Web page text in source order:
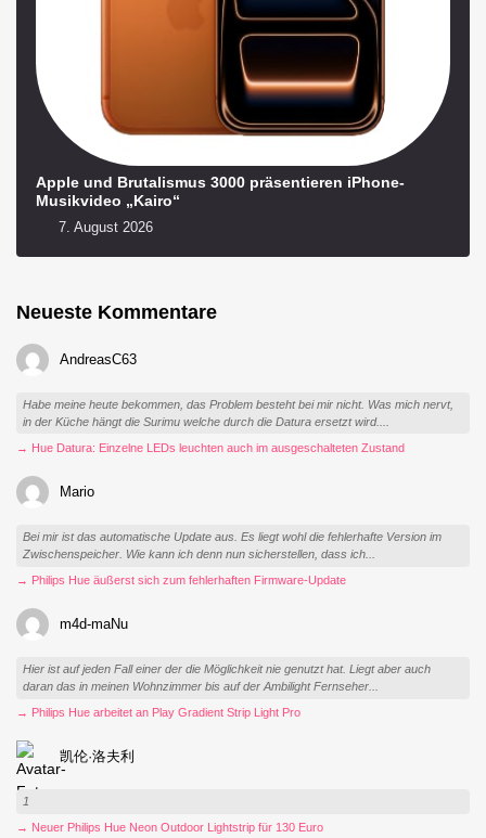
Apple und Brutalismus 3000 präsentieren iPhone-
Musikvideo „Kairo“
7. August 2026
Neueste Kommentare
AndreasC63
Habe meine heute bekommen, das Problem besteht bei mir nicht. Was mich nervt,
in der Küche hängt die Surimu welche durch die Datura ersetzt wird....
→ Hue Datura: Einzelne LEDs leuchten auch im ausgeschalteten Zustand
Mario
Bei mir ist das automatische Update aus. Es liegt wohl die fehlerhafte Version im
Zwischenspeicher. Wie kann ich denn nun sicherstellen, dass ich...
→ Philips Hue äußerst sich zum fehlerhaften Firmware-Update
m4d-maNu
Hier ist auf jeden Fall einer der die Möglichkeit nie genutzt hat. Liegt aber auch
daran das in meinen Wohnzimmer bis auf der Ambilight Fernseher...
→ Philips Hue arbeitet an Play Gradient Strip Light Pro
凯伦·洛夫利
1
→ Neuer Philips Hue Neon Outdoor Lightstrip für 130 Euro